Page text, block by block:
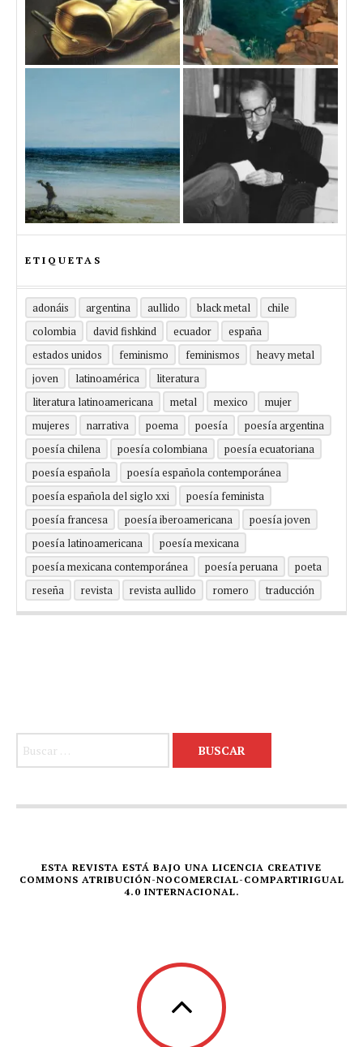
ETIQUETAS
adonáis argentina aullido black metal
chile
colombia
david fishkind ecuador
españa
estados unidos
feminismo feminismos
heavy metal
joven
latinoamérica
literatura
literatura latinoamericana
metal mexico
mujer
mujeres
narrativa poema poesía
poesía argentina
poesía chilena
poesía colombiana
poesía ecuatoriana
poesía española
poesía española contemporánea
poesía española del siglo xxi
poesía feminista
poesía francesa
poesía iberoamericana
poesía joven
poesía latinoamericana
poesía mexicana
poesía mexicana contemporánea
poesía peruana
poeta
reseña
revista revista aullido romero traducción
ESTA REVISTA ESTÁ BAJO UNA LICENCIA CREATIVE
COMMONS ATRIBUCIÓN-NOCOMERCIAL-COMPARTIRIGUAL
4.0 INTERNACIONAL.